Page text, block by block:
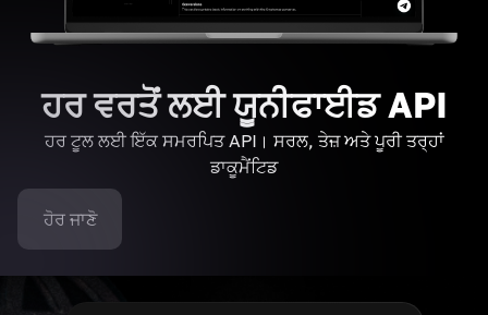
ਹਰ ਵਰਤੋਂ ਲਈ ਯੂਨੀਫਾਈਡ API
ਹਰ ਟੂਲ ਲਈ ਇੱਕ ਸਮਰਪਿਤ API। ਸਰਲ, ਤੇਜ਼ ਅਤੇ ਪੂਰੀ ਤਰ੍ਹਾਂ
ਡਾਕੂਮੈਂਟਿਡ
ਹੋਰ ਜਾਣੋ